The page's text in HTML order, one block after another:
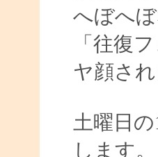
へぼへ
「往復
ヤ顔さ
土曜日
します。